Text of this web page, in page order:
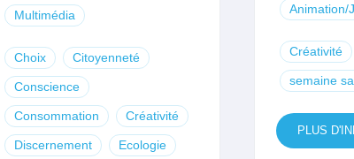
Multimédia
Choix Citoyenneté
Conscience
Consommation Créativité
Discernement Ecologie
Animation/
Créativité
semaine
PLUS